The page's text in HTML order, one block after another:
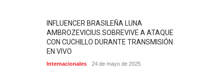
INFLUENCER BRASILEÑA LUNA
AMBROZEVICIUS SOBREVIVE A ATAQUE
CON CUCHILLO DURANTE TRANSMISIÓN
EN VIVO
Internacionales 24 de mayo de 2025